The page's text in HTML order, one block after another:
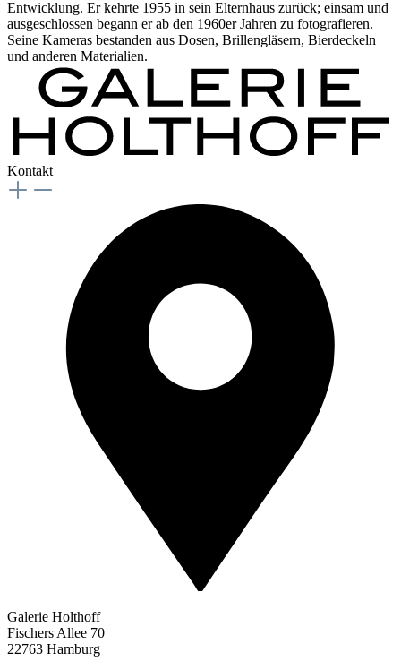
Entwicklung. Er kehrte 1955 in sein Elternhaus zurück; einsam und
ausgeschlossen begann er ab den 1960er Jahren zu fotografieren.
Seine Kameras bestanden aus Dosen, Brillengläsern, Bierdeckeln
und anderen Materialien.
Kontakt
Galerie Holthoff
Fischers Allee 70
22763 Hamburg